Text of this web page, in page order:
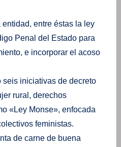
entre éstas la ley
Penal del Estado para
e incorporar el acoso
seis iniciativas de decreto
rural, derechos
«Ley Monse», enfocada
feministas.
de carne de buena